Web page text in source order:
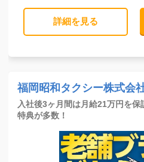
詳細を見る
福岡昭和タクシー株式会
入社後3ヶ月間は月給21万円を
特典が多数！